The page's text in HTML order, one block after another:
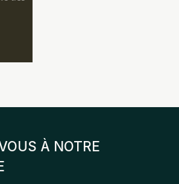
À NOTRE